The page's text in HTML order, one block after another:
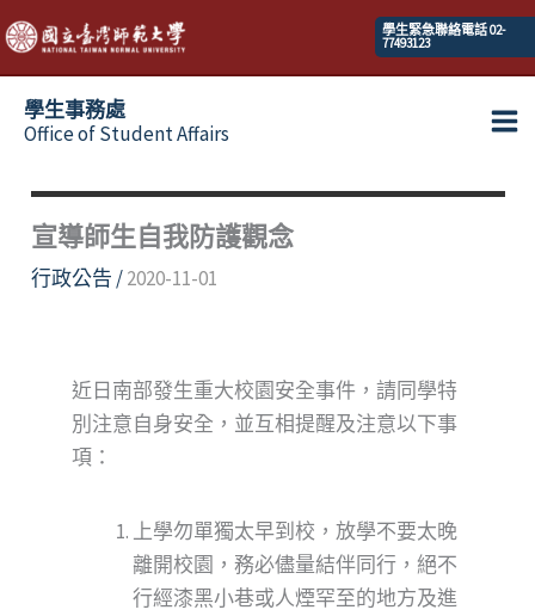
跳
至
主
學生緊急聯絡電話 02-
77493123
學生事務處
Office of Student Affairs
宣導師生自我防護觀念
行政公告 /2020-11-01
近日南部發生重大校園安全事件，請同學特
別注意自身安全，並互相提醒及注意以下事
項：
上學勿單獨太早到校，放學不要太晚
離開校園，務必儘量結伴同行，絕不
行經漆黑小巷或人煙罕至的地方及進